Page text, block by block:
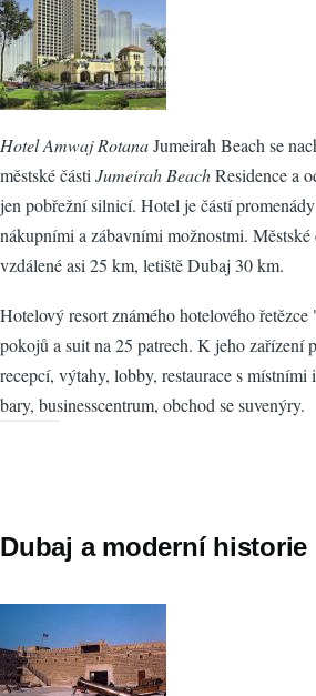
Hotel Amwaj RotanaJumeirah Beach se
městské části Jumeirah BeachResidence a
jen pobřežní silnicí. Hotel je částí
nákupními a zábavními možnostmi.
vzdálené asi 25 km, letiště Dubaj 30 km.
Hotelový resort známého hotelového
pokojů a suit na 25 patrech. K jeho zařízení
recepcí, výtahy, lobby, restaurace s
bary, businesscentrum, obchod se suvenýry.
Dubaj a moderní historie